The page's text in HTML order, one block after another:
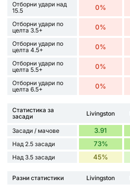
Отборни удари над
15.5
0%
Отборни удари по
целта 3.5+
0%
Отборни удари по
целта 4.5+
0%
Отборни удари по
целта 5.5+
0%
Отборни удари по
целта 6.5+
0%
Статистика за
засади
Livingston
Засади / мачове 3.91
Над 2.5 засади 73%
Над 3.5 засади 45%
Разни статистики Livingston